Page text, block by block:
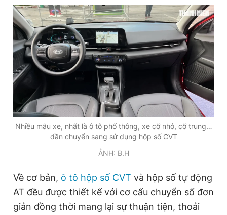
bản. Phát triển bởi ePi Technologies, JSC.
Nhiều mẫu xe, nhất là ô tô phổ thông, xe cỡ nhỏ, cỡ trung…
dần chuyển sang sử dụng hộp số CVT
ẢNH: B.H
Về cơ bản, ô tô hộp số CVT và hộp số tự động
AT đều được thiết kế với cơ cấu chuyển số đơn
giản đồng thời mang lại sự thuận tiện, thoải